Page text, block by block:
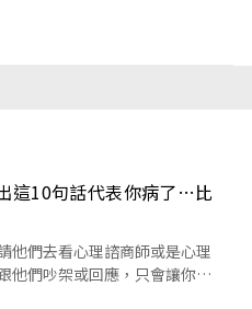
這10句話代表你病了…比
他們去看心理諮商師或是心理
他們吵架或回應，只會讓你跟
無止盡...